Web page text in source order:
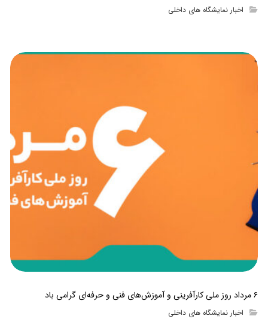
اخبار نمایشگاه های داخلی
۶ مرداد روز ملی کارآفرینی و آموزش‌های فنی و حرفه‌ای گرامی باد
اخبار نمایشگاه های داخلی